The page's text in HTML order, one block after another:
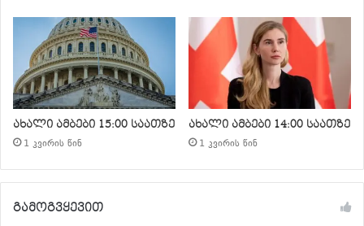
ახალი ამბები 15:00 საათზე
1 კვირის წინ
ახალი ამბები 14:00 საათზე
1 კვირის წინ
გამოგვყევით